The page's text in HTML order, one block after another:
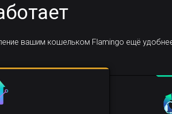
вашим кошельком Flamingo ещё